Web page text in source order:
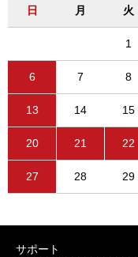
日 月 火
1
6 7 8
13 14 15
20 21 22
27 28 29
サポート